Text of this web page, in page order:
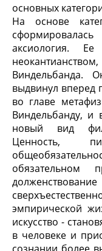
основных
На основе
аксиология.
Виндельбанда.
выдвинул вперед
во главе
Виндельбанду, и
новый вид
Ценность,
обязательном
эмпирической
искусство -
в человеке и